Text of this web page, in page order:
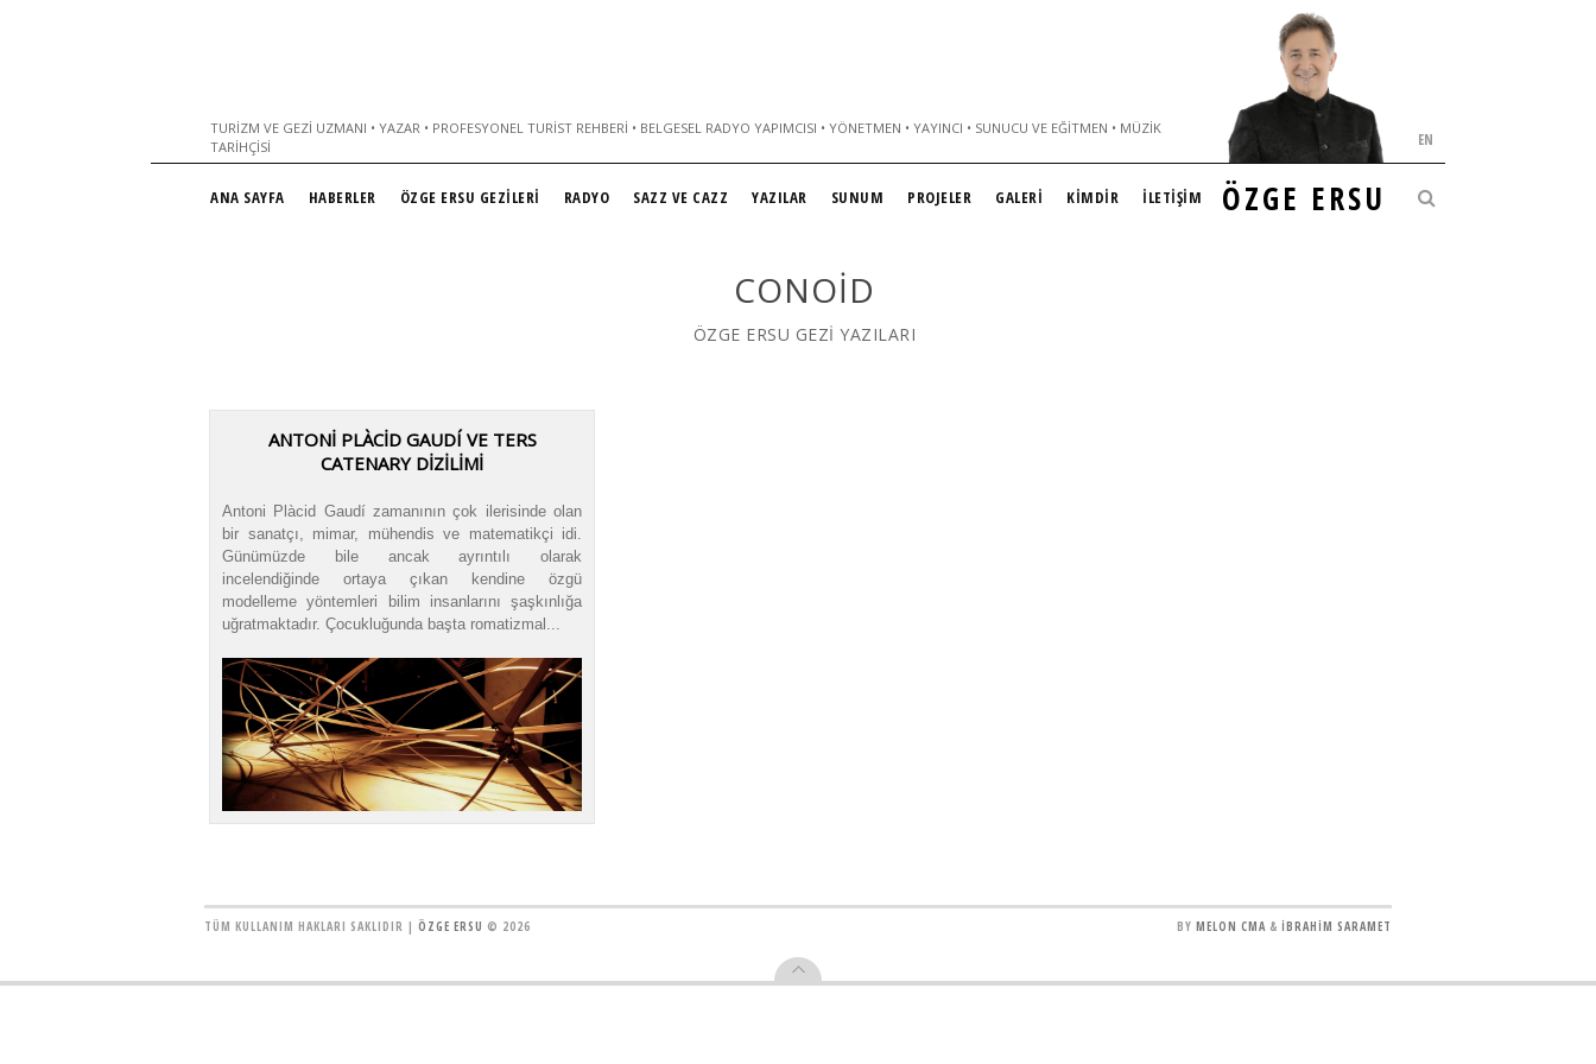
TURIZM VE GEZI UZMANI • YAZAR • PROFESYONEL TURIST REHBERI • BELGESEL RADYO YAPIMCISI • YÖNETMEN • YAYINCI • SUNUCU VE EĞITMEN • MÜZIK
TARIHÇISI
ÖZGE ERSU
EN
ANA SAYFA HABERLER ÖZGE ERSU GEZİLERİ RADYO SAZZ VE CAZZ YAZILAR SUNUM PROJELER GALERİ KİMDİR İLETİŞİM
CONOID
ÖZGE ERSU GEZİ YAZILARI
ANTONİ PLÀCİD GAUDÍ VE TERS
CATENARY DİZİLİMİ
Antoni Plàcid Gaudí zamanının çok ilerisinde olan
bir sanatçı, mimar, mühendis ve matematikçi idi.
Günümüzde bile ancak ayrıntılı olarak
incelendiğinde ortaya çıkan kendine özgü
modelleme yöntemleri bilim insanlarını şaşkınlığa
uğratmaktadır. Çocukluğunda başta romatizmal...
TÜM KULLANIM HAKLARI SAKLIDIR | ÖZGE ERSU © 2026 BY MELON CMA & İBRAHİM SARAMET